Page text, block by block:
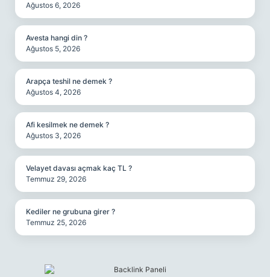
Ağustos 6, 2026
Avesta hangi din ?
Ağustos 5, 2026
Arapça teshil ne demek ?
Ağustos 4, 2026
Afi kesilmek ne demek ?
Ağustos 3, 2026
Velayet davası açmak kaç TL ?
Temmuz 29, 2026
Kediler ne grubuna girer ?
Temmuz 25, 2026